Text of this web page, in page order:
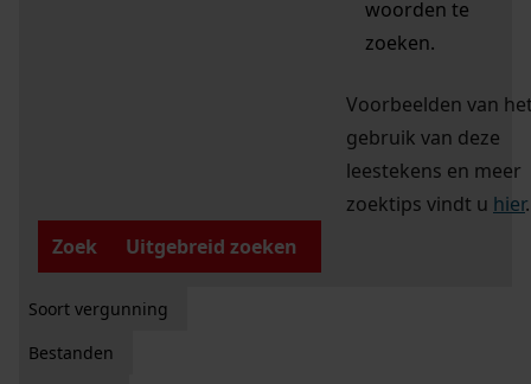
woorden te
zoeken.
Voorbeelden van
gebruik van deze
leestekens en meer
zoektips vindt u hier.
Zoek
Uitgebreid zoeken
Soort vergunning
Bestanden